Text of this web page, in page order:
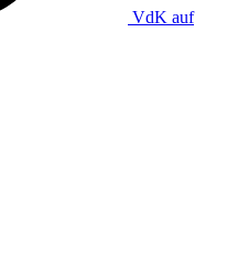
VdK auf